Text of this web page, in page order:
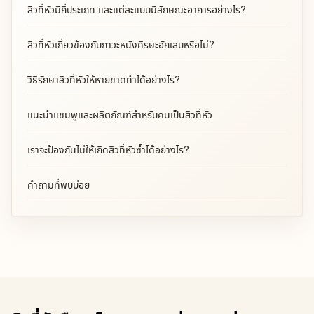
สิวที่หัวมีกี่ประเภท และแต่ละแบบมีลักษณะอาการอย่างไร?
สิวที่หัวเกี่ยวข้องกับภาวะหนังศีรษะอักเสบหรือไม่?
วิธีรักษาสิวที่หัวให้หายขาดทำได้อย่างไร?
แนะนำแชมพูและผลิตภัณฑ์สำหรับคนเป็นสิวที่หัว
เราจะป้องกันไม่ให้เกิดสิวที่หัวซ้ำได้อย่างไร?
คำถามที่พบบ่อย